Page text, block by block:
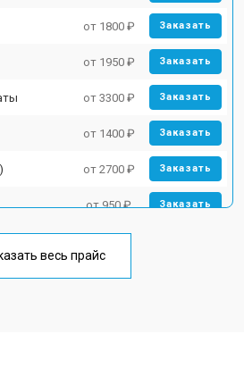
от 1800 ₽ Заказать
от 1950 ₽ Заказать
от 3300 ₽ Заказать
от 1400 ₽ Заказать
от 2700 ₽ Заказать
от 950 ₽ Заказать
от 3200 ₽
весь прайс